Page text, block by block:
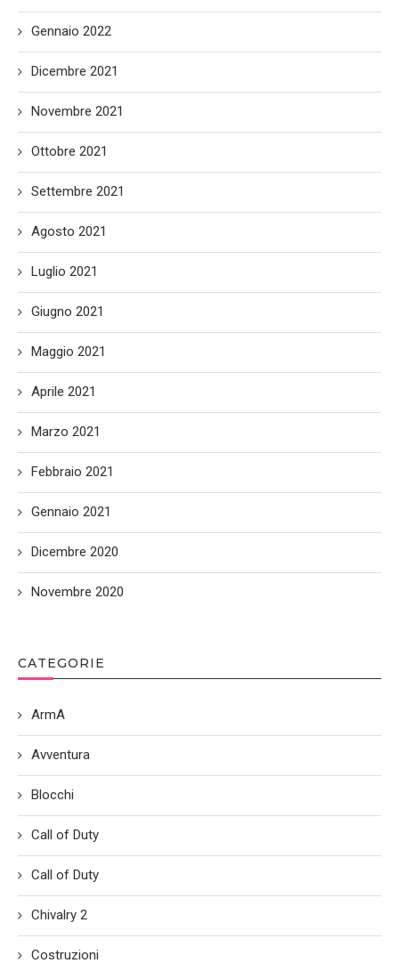
Gennaio 2022
Dicembre 2021
Novembre 2021
Ottobre 2021
Settembre 2021
Agosto 2021
Luglio 2021
Giugno 2021
Maggio 2021
Aprile 2021
Marzo 2021
Febbraio 2021
Gennaio 2021
Dicembre 2020
Novembre 2020
CATEGORIE
ArmA
Avventura
Blocchi
Call of Duty
Call of Duty
Chivalry 2
Costruzioni